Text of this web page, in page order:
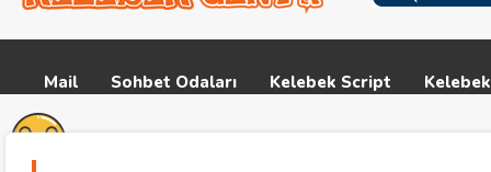
Mail Sohbet Odaları Kelebek Script